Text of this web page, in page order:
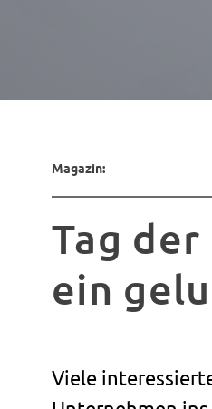
Magazin:
Tag
ein
Viele